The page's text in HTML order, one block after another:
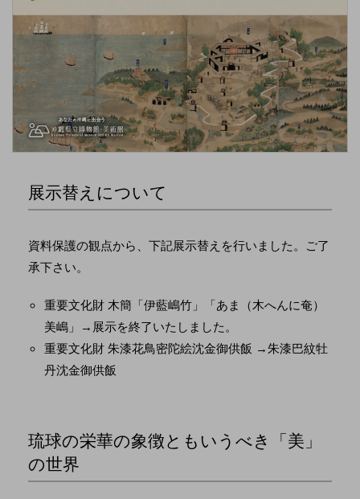
展示替えについて
資料保護の観点から、下記展示替えを行いました。ご了
承下さい。
重要文化財 木簡「伊藍嶋竹」「あま（木へんに奄）
美嶋」→展示を終了いたしました。
重要文化財 朱漆花鳥密陀絵沈金御供飯 →朱漆巴紋牡
丹沈金御供飯
琉球の栄華の象徴ともいうべき「美」
の世界